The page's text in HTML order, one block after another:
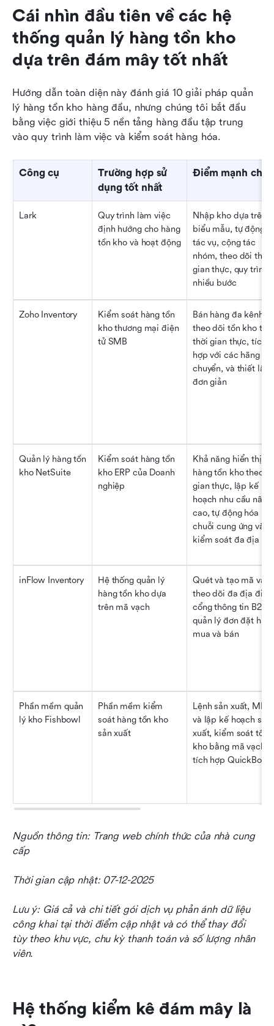
Cái nhìn đầu tiên về các hệ
thống quản lý hàng tồn kho
dựa trên đám mây tốt nhất
Hướng dẫn toàn diện này đánh giá 10 giải pháp quản
lý hàng tồn kho hàng đầu, nhưng chúng tôi bắt đầu
bằng việc giới thiệu 5 nền tảng hàng đầu tập trung
vào quy trình làm việc và kiểm soát hàng hóa.
Công cụ
Trường hợp sử
dụng tốt nhất
Điểm mạnh
Lark
Quy trình làm việc
định hướng cho hàng
tồn kho và hoạt động
Nhập kho dựa trên
biểu mẫu, tự động
tác vụ, cộng tác
nhóm, theo dõi thời
gian thực, quy trình
nhiều bước
Zoho Inventory
Kiểm soát hàng tồn
kho thương mại điện
tử SMB
Bán hàng đa kênh,
theo dõi tồn kho
thời gian thực, tích
hợp với các hãng
chuyển, và thiết lập
đơn giản
Quản lý hàng tồn
kho NetSuite
Kiểm soát hàng tồn
kho ERP của Doanh
nghiệp
Khả năng hiển thị
hàng tồn kho theo
gian thực, lập kế
hoạch nhu cầu nâng
cao, tự động hóa
chuỗi cung ứng và
kiểm soát đa địa
inFlow Inventory
Hệ thống quản lý
hàng tồn kho dựa
trên mã vạch
Quét và tạo mã
theo dõi đa địa
cổng thông tin B2B,
quản lý đơn đặt
mua và bán
Phần mềm quản
lý kho Fishbowl
Phần mềm kiểm
soát hàng tồn kho
sản xuất
Lệnh sản xuất, MRP
và lập kế hoạch sản
xuất, kiểm soát tồn
kho bằng mã vạch,
tích hợp
Nguồn thông tin: Trang web chính thức của nhà cung
cấp
Thời gian cập nhật: 07-12-2025
Lưu ý: Giá cả và chi tiết gói dịch vụ phản ánh dữ liệu
công khai tại thời điểm cập nhật và có thể thay đổi
tùy theo khu vực, chu kỳ thanh toán và số lượng nhân
viên.
Hệ thống kiểm kê đám mây là